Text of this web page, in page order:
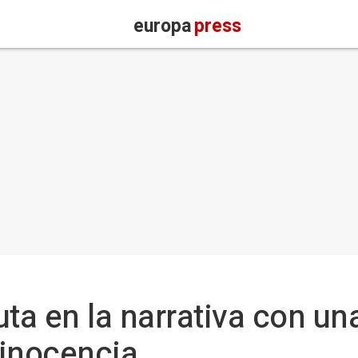
europapress
en la narrativa con